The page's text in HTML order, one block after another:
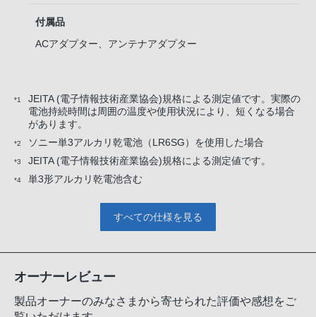
付属品
ACアダプター、アンテナアダプター
*1
JEITA (電子情報技術産業協会)規格による測定値です。実際の
電池持続時間は周囲の温度や使用状況により、短くなる場合
があります。
*2 ソニー単3アルカリ乾電池（LR6SG）を使用した場合
*3 JEITA (電子情報技術産業協会)規格による測定値です。
*4 単3形アルカリ乾電池含む
すべての仕様を見る
オーナーレビュー
製品オーナーのみなさまから寄せられた評価や感想をご